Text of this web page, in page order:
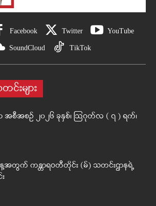
Facebook Twitter YouTube
SoundCloud TikTok
းများ
ာ အစီအစဉ် ၂၀၂၆ ခုနှစ်၊ ဩဂုတ်လ ( ၇ ) ရက်၊
တွက် ကန္တာရဝတီတိုင်း (မ်) သတင်းဌာနရဲ့